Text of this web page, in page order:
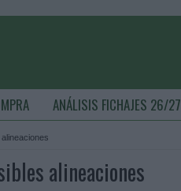
ANÁLISIS FICHAJES 26/27
alineaciones